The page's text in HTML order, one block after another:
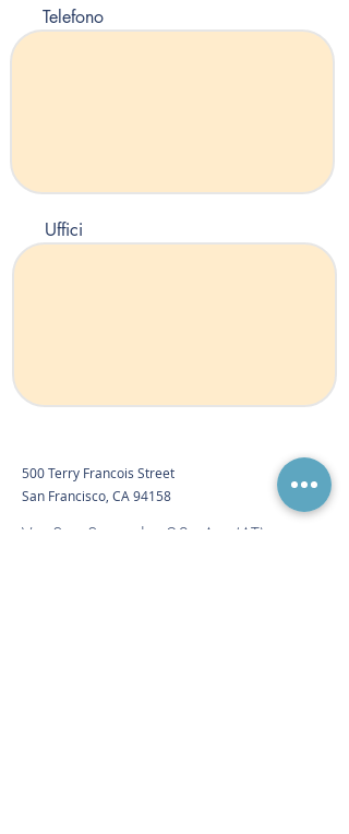
Telefono
Uffici
500 Terry Francois Street
San Francisco, CA 94158
Via San Secondo, 28 - Asti (AT)